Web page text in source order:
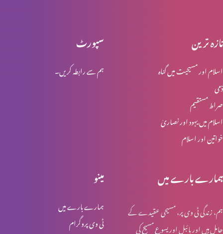
سپورٹ
ہم سے رابطہ کریں۔
تازہ ترین
اسلام اور مسیحیت میں گناہ
ذمی
صراط مستقیم
اسلام میں یہود اور نصاریٰ
خواتین اور اسلام
مینو
ہمارے بارے میں
ٹی وی پروگرام
ہمارے بارے میں
ہم، زندگی ٹی وی پر، مسیحی عقیدے کے
حامل ہیں اور بائبل اور یسوع مسیح کی